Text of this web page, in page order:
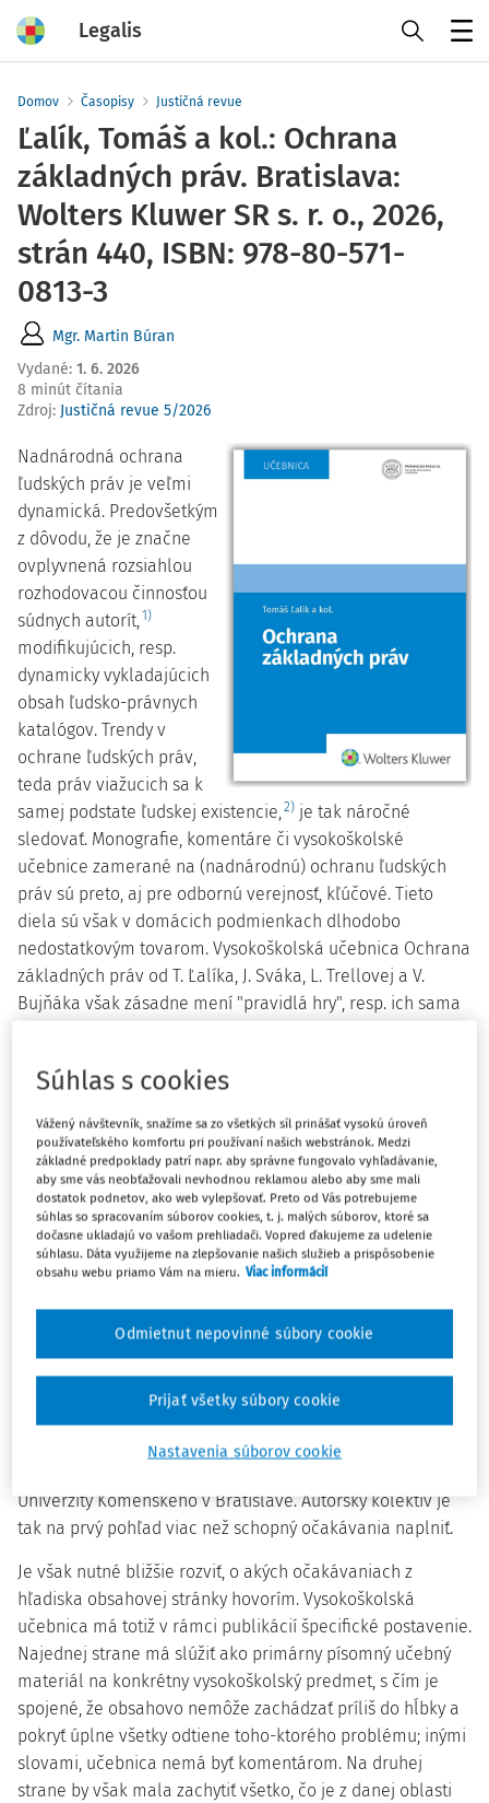
Legalis
Domov Časopisy Justičná revue
Ľalík, Tomáš a kol.: Ochrana
základných práv. Bratislava:
Wolters Kluwer SR s. r. o., 2026,
strán 440, ISBN: 978-80-571-
0813-3
Mgr. Martin Búran
Vydané: 1. 6. 2026
8 minút čítania
Zdroj: Justičná revue 5/2026
Nadnárodná ochrana
ľudských práv je veľmi
dynamická. Predovšetkým
z dôvodu, že je značne
ovplyvnená rozsiahlou
rozhodovacou činnosťou
súdnych autorít,1)
modifikujúcich, resp.
dynamicky vykladajúcich
obsah ľudsko-právnych
katalógov. Trendy v
ochrane ľudských práv,
teda práv viažucich sa k
samej podstate ľudskej existencie,2) je tak náročné
sledovať. Monografie, komentáre či vysokoškolské
učebnice zamerané na (nadnárodnú) ochranu ľudských
práv sú preto, aj pre odbornú verejnosť, kľúčové. Tieto
diela sú však v domácich podmienkach dlhodobo
nedostatkovým tovarom. Vysokoškolská učebnica Ochrana
základných práv od T. Ľalíka, J. Sváka, L. Trellovej a V.
Bujňáka však zásadne mení "pravidlá hry", resp. ich sama
K čítaniu tejto učebnice (v texte ju nazývam aj ako
očakávaním, ktoré pramení z dvoch dôvodov. Prvým je už
naznačená (opätovná)3)potreba komplexného
spracovania tejto problematiky. Začnem však druhým
dôvodom, ktorým je zloženie autorského kolektívu, ktorý
toto vedecké dielo vytvoril.
Od vedúceho autorského kolektívu -prof. JUDr. Tomáša
Ľalíka, PhD.- cez jeho členov -prof. JUDr. Jána Sváka,
prof. JUDr. Líviu Trellovú, PhD.aMgr. Vincenta
Bujňáka, PhD.- ide o rešpektované autority (nielen) v
oblasti ľudských práv. Spomenutí autori sa ľudským
zabezpečujúc výučbu predmetu Ochrana základných práv
Univerzity Komenského v Bratislave. Autorský kolektív je
tak na prvý pohľad viac než schopný očakávania naplniť.
Je však nutné bližšie rozviť, o akých očakávaniach z
hľadiska obsahovej stránky hovorím. Vysokoškolská
učebnica má totiž v rámci publikácií špecifické postavenie.
Najednej strane má slúžiť ako primárny písomný učebný
materiál na konkrétny vysokoškolský predmet, s čím je
spojené, že obsahovo nemôže zachádzať príliš do hĺbky a
pokryť úplne všetky odtiene toho-ktorého problému; inými
slovami, učebnica nemá byť komentárom. Na druhej
strane by však mala zachytiť všetko, čo je z danej oblasti
Súhlas s cookies
Vážený návštevník, snažíme sa zo všetkých síl prinášať vysokú úroveň
používateľského komfortu pri používaní našich webstránok. Medzi
základné predpoklady patrí napr. aby správne fungovalo vyhľadávanie,
aby sme vás neobťažovali nevhodnou reklamou alebo aby sme mali
dostatok podnetov, ako web vylepšovať. Preto od Vás potrebujeme
súhlas so spracovaním súborov cookies, t. j. malých súborov, ktoré sa
dočasne ukladajú vo vašom prehliadači. Vopred ďakujeme za udelenie
súhlasu. Dáta využijeme na zlepšovanie našich služieb a prispôsobenie
obsahu webu priamo Vám na mieru. Viac informácií
Nastavenia súborov cookie
Odmietnut nepovinné súbory cookie
Prijať všetky súbory cookie